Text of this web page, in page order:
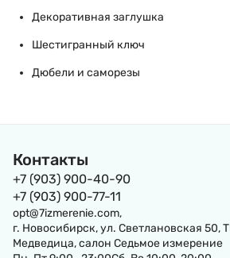
Декоративная заглушка
Шестигранный ключ
Дюбели и саморезы
Контакты
+7 (903) 900-40-90
+7 (903) 900-77-11
opt@7izmerenie.com,
г. Новосибирск, ул. Светлановская 50,
Медведица, салон Седьмое измерение